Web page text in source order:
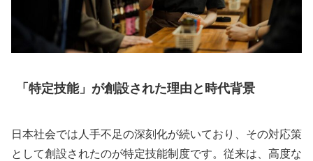
「特定技能」が創設された理由と時代背景
日本社会では人手不足の深刻化が続いており、その対応策
として創設されたのが特定技能制度です。従来は、高度な